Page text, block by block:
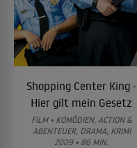
Shopping Center King -
Hier gilt mein Gesetz
FILM • KOMÖDIEN, ACTION &
ABENTEUER, DRAMA, KRIMI
2009 • 86 MIN.